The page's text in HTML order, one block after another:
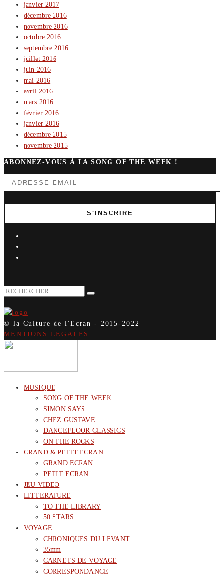
janvier 2017
décembre 2016
novembre 2016
octobre 2016
septembre 2016
juillet 2016
juin 2016
mai 2016
avril 2016
mars 2016
février 2016
janvier 2016
décembre 2015
novembre 2015
ABONNEZ-VOUS À LA SONG OF THE WEEK !
© la Culture de l'Ecran - 2015-2022
MENTIONS LEGALES
MUSIQUE
SONG OF THE WEEK
SIMON SAYS
CHEZ GUSTAVE
DANCEFLOOR CLASSICS
ON THE ROCKS
GRAND & PETIT ECRAN
GRAND ECRAN
PETIT ECRAN
JEU VIDEO
LITTERATURE
TO THE LIBRARY
50 STARS
VOYAGE
CHRONIQUES DU LEVANT
35mm
CARNETS DE VOYAGE
CORRESPONDANCE